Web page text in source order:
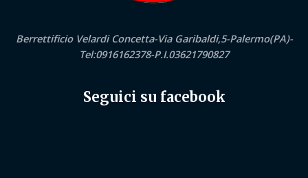
Berrettificio Velardi Concetta-Via Garibaldi,5-Palermo(PA)-
Tel:0916162378-P.I.03621790827
Seguici su facebook